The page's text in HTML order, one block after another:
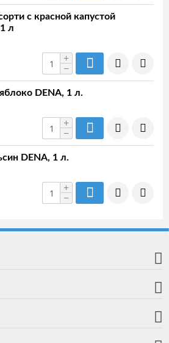
с красной капустой
л
+
−
DENA, 1 л.
+
−
DENA, 1 л.
+
−